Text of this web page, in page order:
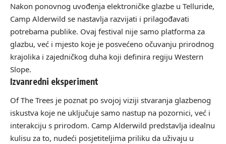
Nakon ponovnog uvođenja elektroničke glazbe u Telluride,
Camp Alderwild se nastavlja razvijati i prilagođavati
potrebama publike. Ovaj festival nije samo platforma za
glazbu, već i mjesto koje je posvećeno očuvanju prirodnog
krajolika i zajedničkog duha koji definira regiju Western
Slope.
Izvanredni eksperiment
Of The Trees je poznat po svojoj viziji stvaranja glazbenog
iskustva koje ne uključuje samo nastup na pozornici, već i
interakciju s prirodom. Camp Alderwild predstavlja idealnu
kulisu za to, nudeći posjetiteljima priliku da uživaju u